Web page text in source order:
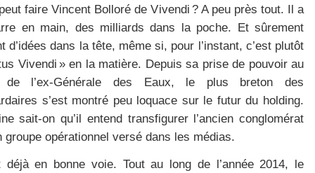
faire Vincent Bolloré de Vivendi ? A peu près tout. Il a
en main, des milliards dans la poche. Et sûrement
d’idées dans la tête, même si, pour l’instant, c’est plutôt
Vivendi » en la matière. Depuis sa prise de pouvoir au
de l’ex-Générale des Eaux, le plus breton des
s’est montré peu loquace sur le futur du holding.
sait-on qu’il entend transfigurer l’ancien conglomérat
groupe opérationnel versé dans les médias.
déjà en bonne voie. Tout au long de l’année 2014, le